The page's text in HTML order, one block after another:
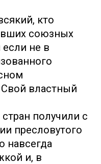
кто
союзных
если не в
властный
получили с
пресловутого
навсегда
и, в